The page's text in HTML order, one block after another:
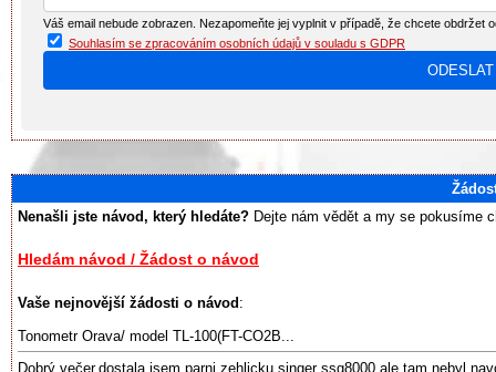
Váš email nebude zobrazen. Nezapomeňte jej vyplnit v případě, že chcete obdržet
Souhlasím se zpracováním osobních údajů v souladu s GDPR
Nenašli jste návod, který hledáte? Dejte nám vědět a my se pokusíme
Hledám návod / Žádost o návod
Vaše nejnovější žádosti o návod :
Tonometr Orava/ model TL-100(FT-CO2B...
Dobrý večer,dostala jsem parni zehlicku singer ssg8000 ale tam nebyl